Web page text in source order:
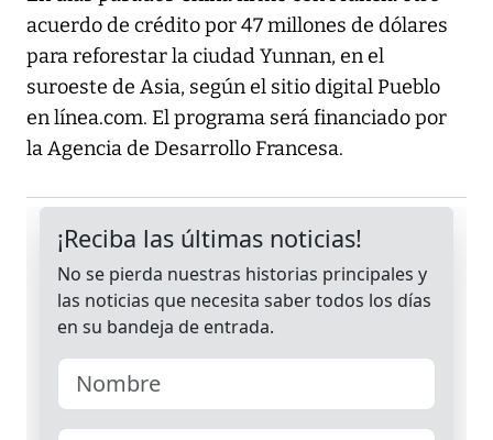
acuerdo de crédito por 47 millones de dólares
para reforestar la ciudad Yunnan, en el
suroeste de Asia, según el sitio digital Pueblo
en línea.com. El programa será financiado por
la Agencia de Desarrollo Francesa.